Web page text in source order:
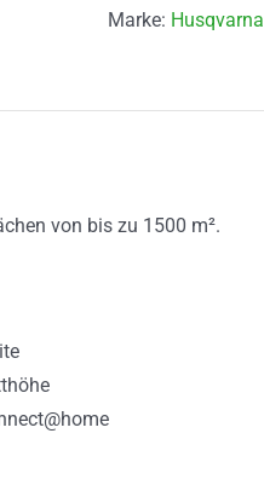
Marke: Husqvarna
von bis zu 1500 m².